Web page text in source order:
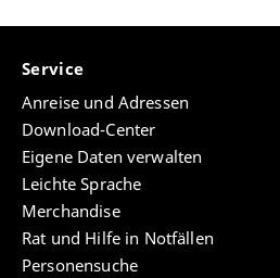
Service
Anreise und Adressen
Download-Center
Eigene Daten verwalten
Leichte Sprache
Merchandise
Rat und Hilfe in Notfällen
Personensuche